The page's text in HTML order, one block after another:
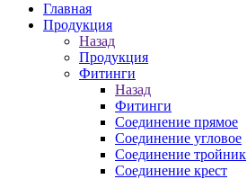
Главная
Продукция
Назад
Продукция
Фитинги
Назад
Фитинги
Соединение прямое
Соединение угловое
Соединение тройник
Соединение крест